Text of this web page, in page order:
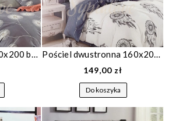
Komplet pościeli 160x200 bawełniana szara w dmuchawce 1473 Pościel dwustronna 160x200 biała łapacz snów komplet 1024
149,00 zł
Do koszyka